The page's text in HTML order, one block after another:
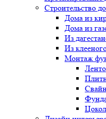
Строительство
Дома из
Дома из
Из
Из
Монтаж